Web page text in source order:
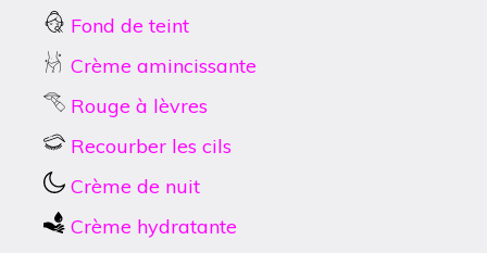
Fond de teint
Crème amincissante
Rouge à lèvres
Recourber les cils
Crème de nuit
Crème hydratante